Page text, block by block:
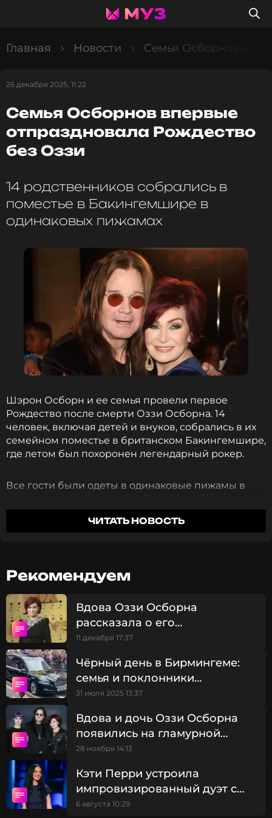
Главная Новости Семья Осборнов
26 декабря 2025, 11:22
Семья Осборнов впервые
отпраздновала Рождество
без Оззи
14 родственников собрались в
поместье в Бакингемшире в
одинаковых пижамах
Шэрон Осборн и ее семья провели первое
Рождество после смерти Оззи Осборна. 14
человек, включая детей и внуков, собрались в их
семейном поместье в британском Бакингемшире,
где летом был похоронен легендарный рокер.
Все гости были одеты в одинаковые пижамы в
красно-синюю клетку. На общем фото Шэрон
стоит в первом ряду, стараясь сохранять бодрость.
Рядом с ней — дочь Келли с мужем, участником
ЧИТАТЬ НОВОСТЬ
Рекомендуем
Вдова Оззи Осборна
рассказала о его
предсмертной просьбе
11 декабря 17:37
Чёрный день в Бирмингеме:
семья и поклонники
попрощались с Оззи
31 июля 2025 13:37
Вдова и дочь Оззи Осборна
появились на гламурной
вечеринке спустя четыре
28 ноября 14:13
Кэти Перри устроила
импровизированный дуэт с
юной фанаткой в честь ее дня
6 августа 10:29